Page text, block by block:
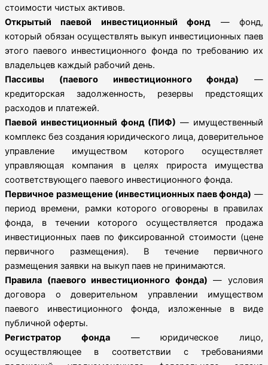
стоимости чистых активов.
Открытый паевой инвестиционный фонд — фонд,
который обязан осуществлять выкуп инвестиционных паев
этого паевого инвестиционного фонда по требованию их
владельцев каждый рабочий день.
Пассивы (паевого инвестиционного фонда) —
кредиторская задолженность, резервы предстоящих
расходов и платежей.
Паевой инвестиционный фонд (ПИФ) — имущественный
комплекс без создания юридического лица, доверительное
управление имуществом которого осуществляет
управляющая компания в целях прироста имущества
соответствующего паевого инвестиционного фонда.
Первичное размещение (инвестиционных паев фонда) —
период времени, рамки которого оговорены в правилах
фонда, в течении которого осуществляется продажа
инвестиционных паев по фиксированной стоимости (цене
первичного размещения). В течение первичного
размещения заявки на выкуп паев не принимаются.
Правила (паевого инвестиционного фонда) — условия
договора о доверительном управлении имуществом
паевого инвестиционного фонда, изложенные в виде
публичной оферты.
Регистратор фонда— юридическое лицо,
осуществляющее в соответствии с требованиями